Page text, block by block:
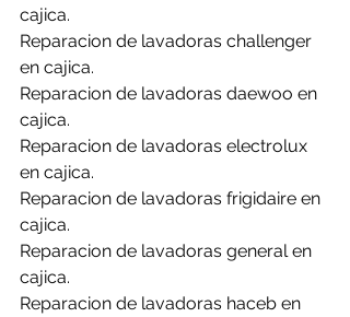
cajica.
Reparacion de lavadoras challenger
en cajica.
Reparacion de lavadoras daewoo en
cajica.
Reparacion de lavadoras electrolux
en cajica.
Reparacion de lavadoras frigidaire en
cajica.
Reparacion de lavadoras general en
cajica.
Reparacion de lavadoras haceb en